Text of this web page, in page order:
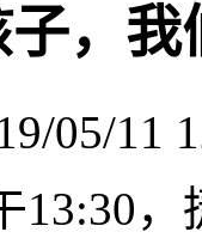
，
05/11
，